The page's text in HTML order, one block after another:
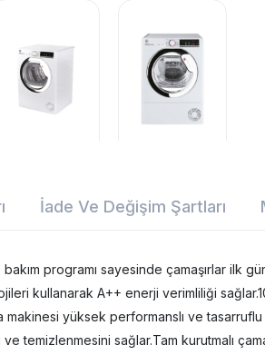
İade Ve Değişim Şartları
programı sayesinde çamaşırlar ilk
kullanarak A++ enerji verimliliği
yüksek performanslı ve
ve temizlenmesini sağlar.Tam kurutmalı